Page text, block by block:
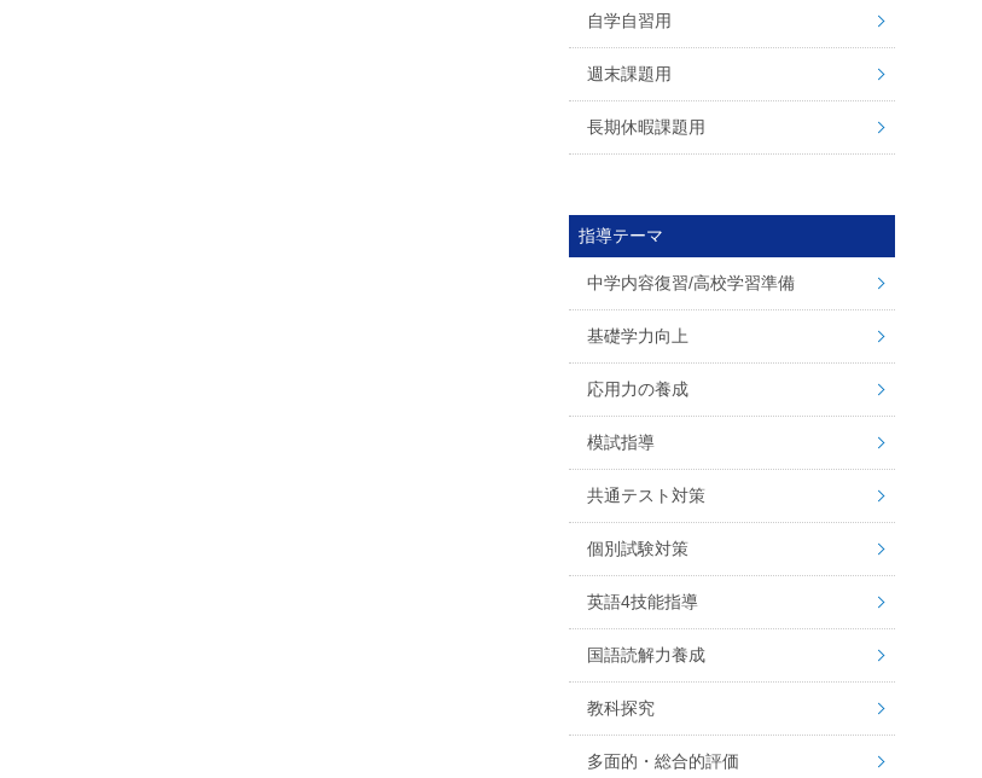
自学自習用
週末課題用
長期休暇課題用
指導テーマ
中学内容復習/高校学習準備
基礎学力向上
応用力の養成
模試指導
共通テスト対策
個別試験対策
英語4技能指導
国語読解力養成
教科探究
多面的・総合的評価